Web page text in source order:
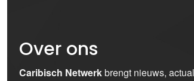
Over ons
Caribisch Netwerkbrengt nieuws,